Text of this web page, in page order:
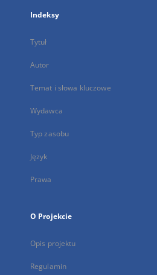
Indeksy
Tytuł
Autor
Temat i słowa kluczowe
Wydawca
Typ zasobu
Język
Prawa
O Projekcie
Opis projektu
Regulamin